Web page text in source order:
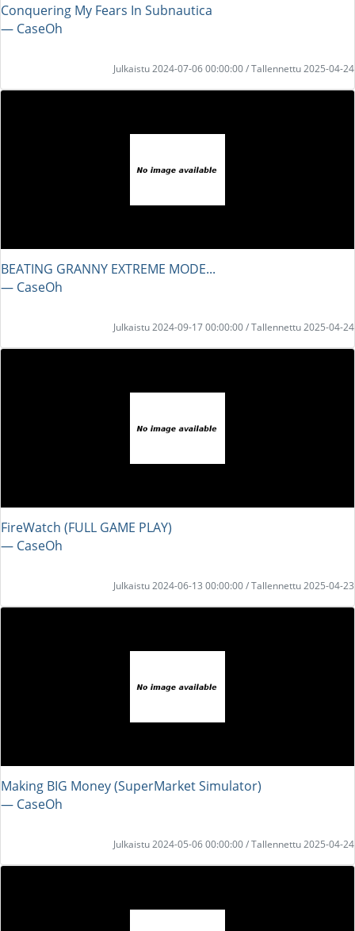
Conquering My Fears In Subnautica
― CaseOh
Julkaistu 2024-07-06 00:00:00 / Tallennettu 2025-04-24
BEATING GRANNY EXTREME MODE...
― CaseOh
Julkaistu 2024-09-17 00:00:00 / Tallennettu 2025-04-24
FireWatch (FULL GAME PLAY)
― CaseOh
Julkaistu 2024-06-13 00:00:00 / Tallennettu 2025-04-23
Making BIG Money (SuperMarket Simulator)
― CaseOh
Julkaistu 2024-05-06 00:00:00 / Tallennettu 2025-04-24